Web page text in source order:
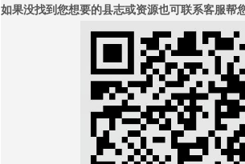
如果没找到您想要的县志或资源也可联系客服帮